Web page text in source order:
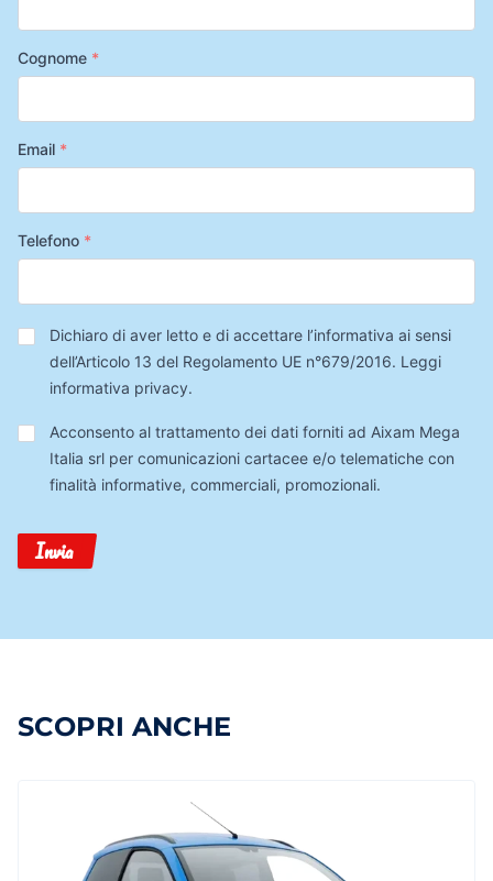
Cognome *
Email *
Telefono *
Privacy*
Dichiaro di aver letto e di accettare l’informativa ai sensi
dell’Articolo 13 del Regolamento UE n°679/2016. Leggi
informativa privacy.
Trattamento
Dati
Acconsento al trattamento dei dati forniti ad Aixam Mega
Italia srl per comunicazioni cartacee e/o telematiche con
finalità informative, commerciali, promozionali.
Invia
SCOPRI ANCHE